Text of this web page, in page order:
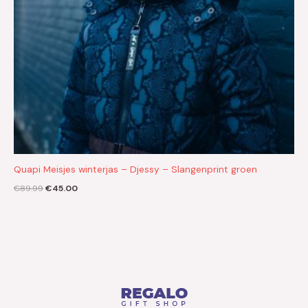
Quapi Meisjes winterjas – Djessy – Slangenprint groen
€89.99€45.00